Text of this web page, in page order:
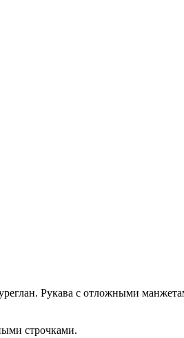
Рукава с отложными
строчками.